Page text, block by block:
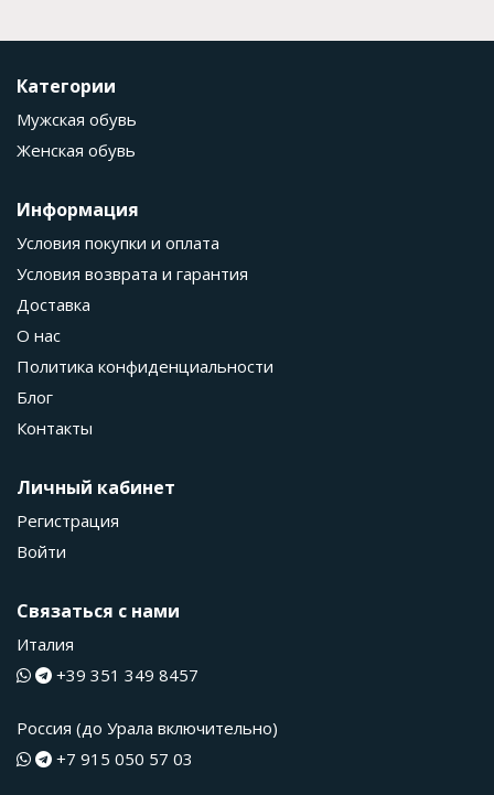
Категории
Мужская обувь
Женская обувь
Информация
Условия покупки и оплата
Условия возврата и гарантия
Доставка
О нас
Политика конфиденциальности
Блог
Контакты
Личный кабинет
Регистрация
Войти
Связаться с нами
Италия
+39 351 349 8457
Россия (до Урала включительно)
+7 915 050 57 03